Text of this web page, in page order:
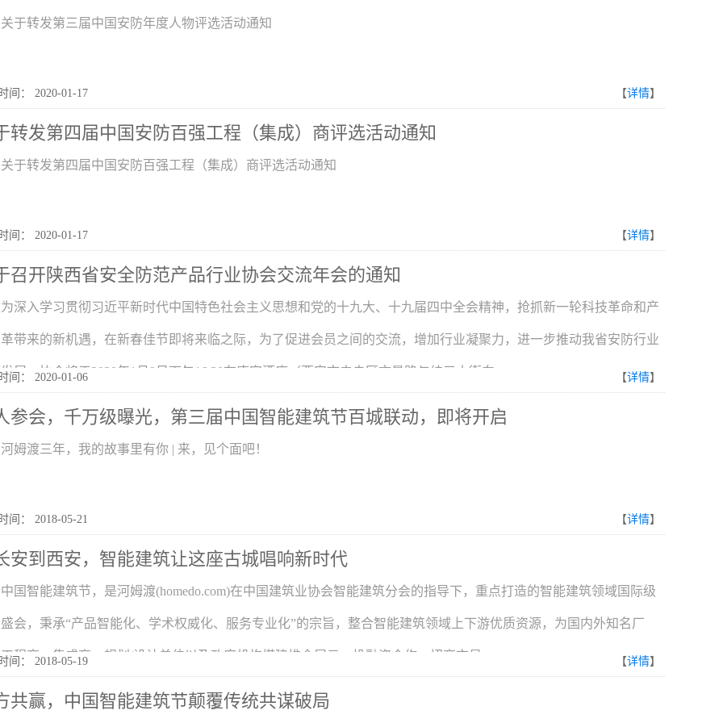
关于转发第三届中国安防年度人物评选活动通知
间： 2020-01-17 【详情】
转发第四届中国安防百强工程（集成）商评选活动通知
关于转发第四届中国安防百强工程（集成）商评选活动通知
间： 2020-01-17 【详情】
召开陕西省安全防范产品行业协会交流年会的通知
为深入学习贯彻习近平新时代中国特色社会主义思想和党的十九大、十九届四中全会精神，抢抓新一轮科技革命和产
带来的新机遇，在新春佳节即将来临之际，为了促进会员之间的交流，增加行业凝聚力，进一步推动我省安防行业
展。协会将于2020年1月9日下午16:30在唐安酒店（西安市未央区文景路与纬三十街向...
间： 2020-01-06 【详情】
参会，千万级曝光，第三届中国智能建筑节百城联动，即将开启
河姆渡三年，我的故事里有你 | 来，见个面吧！
间： 2018-05-21 【详情】
安到西安，智能建筑让这座古城唱响新时代
中国智能建筑节，是河姆渡(homedo.com)在中国建筑业协会智能建筑分会的指导下，重点打造的智能建筑领域国际级
会，秉承“产品智能化、学术权威化、服务专业化”的宗旨，整合智能建筑领域上下游优质资源，为国内外知名厂
程商、集成商、规划/设计单位以及政府机构搭建推介展示、投融资合作、招商交易...
间： 2018-05-19 【详情】
共赢，中国智能建筑节颠覆传统共谋破局